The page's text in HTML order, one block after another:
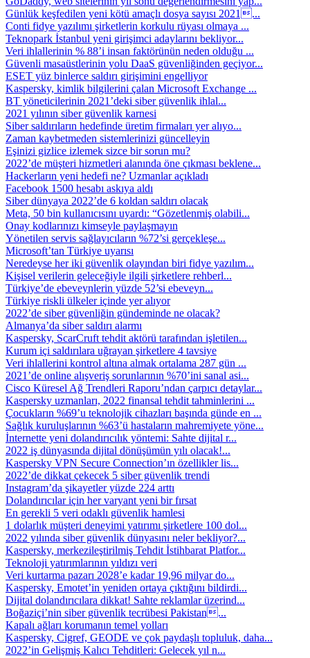
Günlük keşfedilen yeni kötü amaçlı dosya sayısı 2021...
Conti fidye yazılımı şirketlerin korkulu rüyası olmaya ...
Teknopark İstanbul yeni girişimci adaylarını bekliyor...
Veri ihlallerinin % 88’i insan faktörünün neden olduğu ...
Güvenli masaüstlerinin yolu DaaS güvenliğinden geçiyor...
ESET yüz binlerce saldırı girişimini engelliyor
Kaspersky, kimlik bilgilerini çalan Microsoft Exchange ...
BT yöneticilerinin 2021’deki siber güvenlik ihlal...
2021 yılının siber güvenlik karnesi
Siber saldırıların hedefinde üretim firmaları yer alıyo...
Zaman kaybetmeden sistemlerinizi güncelleyin
Eşinizi gizlice izlemek sizce bir sorun mu?
2022’de müşteri hizmetleri alanında öne çıkması beklene...
Hackerların yeni hedefi ne? Uzmanlar açıkladı
Facebook 1500 hesabı askıya aldı
Siber dünyaya 2022’de 6 koldan saldırı olacak
Meta, 50 bin kullanıcısını uyardı: “Gözetlenmiş olabili...
Onay kodlarınızı kimseyle paylaşmayın
Yönetilen servis sağlayıcıların %72’si gerçekleşe...
Microsoft’tan Türkiye uyarısı
Neredeyse her iki güvenlik olayından biri fidye yazılım...
Kişisel verilerin geleceğiyle ilgili şirketlere rehberl...
Türkiye’de ebeveynlerin yüzde 52’si ebeveyn...
Türkiye riskli ülkeler içinde yer alıyor
2022’de siber güvenliğin gündeminde ne olacak?
Almanya’da siber saldırı alarmı
Kaspersky, ScarCruft tehdit aktörü tarafından işletilen...
Kurum içi saldırılara uğrayan şirketlere 4 tavsiye
Veri ihlallerini kontrol altına almak ortalama 287 gün ...
2021’de online alışveriş sorunlarının %70’ini sanal asi...
Cisco Küresel Ağ Trendleri Raporu’ndan çarpıcı detaylar...
Kaspersky uzmanları, 2022 finansal tehdit tahminlerini ...
Çocukların %69’u teknolojik cihazları başında günde en ...
Sağlık kuruluşlarının %63’ü hastaların mahremiyete yöne...
İnternette yeni dolandırıcılık yöntemi: Sahte dijital r...
2022 iş dünyasında dijital dönüşümün yılı olacak!...
Kaspersky VPN Secure Connection’ın özellikler lis...
2022’de dikkat çekecek 5 siber güvenlik trendi
Instagram’da şikayetler yüzde 224 arttı
Dolandırıcılar için her varyant yeni bir fırsat
En gerekli 5 veri odaklı güvenlik hamlesi
1 dolarlık müşteri deneyimi yatırımı şirketlere 100 dol...
2022 yılında siber güvenlik dünyasını neler bekliyor?...
Kaspersky, merkezileştirilmiş Tehdit İstihbarat Platfor...
Teknoloji yatırımlarının yıldızı veri
Veri kurtarma pazarı 2028’e kadar 19,96 milyar do...
Kaspersky, Emotet’in yeniden ortaya çıktığını bildirdi...
Dijital dolandırıcılara dikkat! Sahte reklamlar üzerind...
Boğaziçi’nin siber güvenlik tecrübesi Pakistan...
Kapalı ağları korumanın temel yolları
Kaspersky, Cigref, GEODE ve çok paydaşlı topluluk, daha...
2022’in Gelişmiş Kalıcı Tehditleri: Gelecek yıl n...